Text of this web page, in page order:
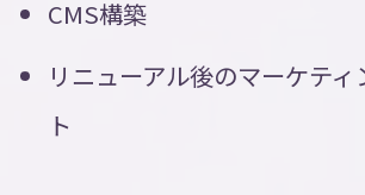
CMS構築
リニューアル後のマーケテ
ト